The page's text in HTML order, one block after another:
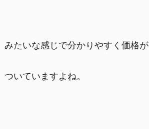
みたいな感じで分かりやすく価格が
ついていますよね。